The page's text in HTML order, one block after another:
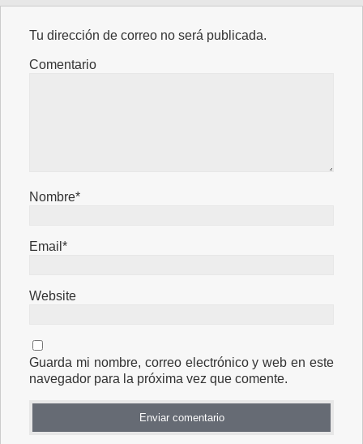
Tu dirección de correo no será publicada.
Comentario
Nombre*
Email*
Website
Guarda mi nombre, correo electrónico y web en este
navegador para la próxima vez que comente.